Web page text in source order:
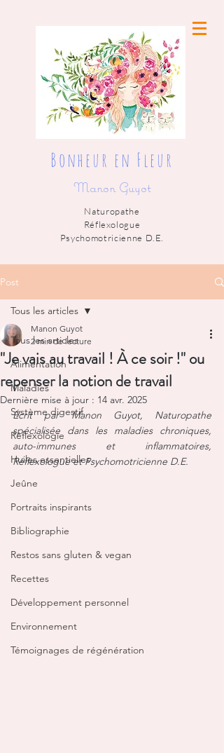
Bonheur en Fleur
Manon Guyot
Naturopathe
Réflexologue
Psychomotricienne D.E.
Post
Tous les articles
Alimentation
Maladies
Système digestif
Réflexologie
Huiles essentielles
Jeûne
Portraits inspirants
Bibliographie
Restos sans gluten & vegan
Recettes
Développement personnel
Environnement
Témoignages de régénération
Tous les articles
"Je vais au travail ! À ce soir !" ou
repenser la notion de travail
Manon Guyot
2 min de lecture
Dernière mise à jour : 14 avr. 2025
Écrit par Manon Guyot, Naturopathe
spécialisée dans les maladies chroniques,
auto-immunes et inflammatoires,
Réflexologue et Psychomotricienne D.E.